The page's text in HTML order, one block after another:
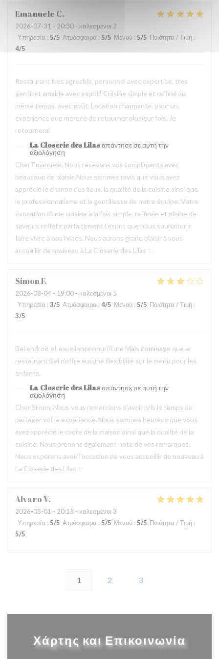
Emanuele C
2026-07-31 - 20:30 - καλεσμένοι 2
Υπηρεσία : 5/5 Ατμόσφαιρα : 5/5 Μενού : 5/5 Ποιότητα / Τιμή :
4/5
Restaurant tres agreable, personnel avec expertise, tres
gentil et amable avec esprit! Cuisine simple et raffiné au
même temps, avec goût. Location charmante, pour un
experience que merece de retourner plusieur fois. Je
retournerai
La Closerie des Lilasαπάντησε σε αυτή την
αξιολόγηση
Cher Emanuele, Nous recevons vos compliments avec
beaucoup de plaisir. Nous sommes ravis que vous ayez
apprécié le charme des lieux, la qualité de la cuisine ainsi que
le professionnalisme et la gentillesse de notre équipe. Votre
évocation d’une cuisine à la fois simple, raffinée et pleine de
saveurs reflète parfaitement l’esprit que nous souhaitons
faire vivre à nos hôtes. Nous aurons grand plaisir à vous
accueillir de nouveau à La Closerie des Lilas ✨
SimonF
2026-08-04 - 19:00 - καλεσμένοι 5
Υπηρεσία : 3/5 Ατμόσφαιρα : 4/5 Μενού : 5/5 Ποιότητα / Τιμή :
3/5
Bel endroit et excellente nourriture Mais dommage que le
restaurant Bel n’offre aucune flexibilité sur le menu pour les
enfants.
La Closerie des Lilasαπάντησε σε αυτή την
αξιολόγηση
Cher Simon, Nous vous remercions d’avoir pris le temps de
partager votre expérience. Nous sommes heureux que vous
ayez apprécié le cadre de la maison ainsi que la qualité de la
cuisine. Nous prenons également note de vos remarques.
Nous espérons avoir l’occasion de vous accueillir de nouveau à
La Closerie des Lilas ✨
AlvaroV
2026-08-01 - 20:15 - καλεσμένοι 3
Υπηρεσία : 5/5 Ατμόσφαιρα : 5/5 Μενού : 5/5 Ποιότητα / Τιμή :
5/5
1 2 3
Χάρτης και Επικοινωνία